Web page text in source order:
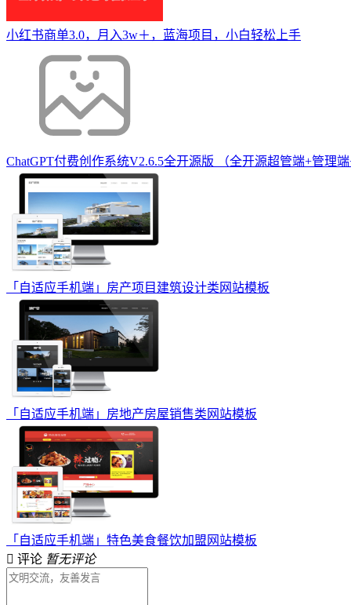
小红书商单3.0，月入3w＋，蓝海项目，小白轻松上手
ChatGPT付费创作系统V2.6.5全开源版 （全开源超管端+管理端
「自适应手机端」房产项目建筑设计类网站模板
「自适应手机端」房地产房屋销售类网站模板
「自适应手机端」特色美食餐饮加盟网站模板
评论 暂无评论